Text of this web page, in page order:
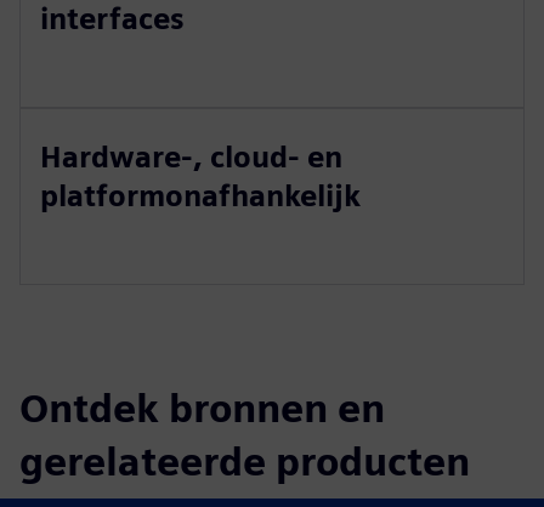
interfaces
Hardware-, cloud- en
platformonafhankelijk
Ontdek bronnen en
gerelateerde producten